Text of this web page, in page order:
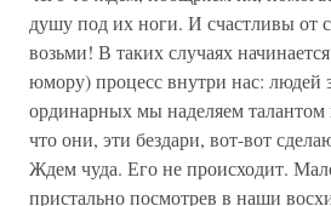
душу под их ноги. И счастливы от
возьми! В таких случаях
юмору) процесс внутри нас: людей
ординарных мы наделяем талантом
что они, эти бездари, вот-вот
Ждем чуда. Его не происходит.
пристально посмотрев в наши